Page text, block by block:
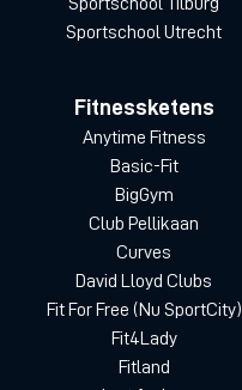
Sportschool Utrecht
Fitnessketens
Anytime Fitness
Basic-Fit
BigGym
Club Pellikaan
Curves
David Lloyd Clubs
Fit For Free (Nu SportCity)
Fit4Lady
Fitland